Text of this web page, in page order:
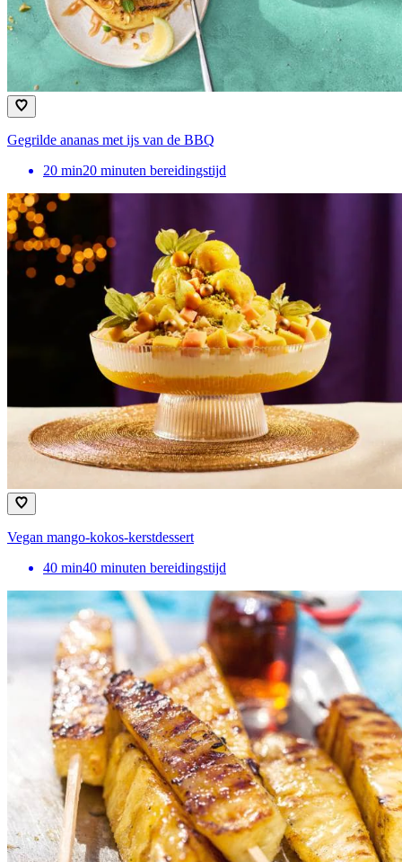
Gegrilde ananas met ijs van de BBQ
20 min20 minuten bereidingstijd
Vegan mango-kokos-kerstdessert
40 min40 minuten bereidingstijd